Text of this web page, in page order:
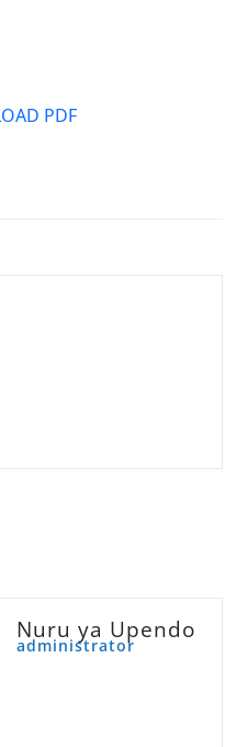
PDF
Nuru ya Upendo
administrator